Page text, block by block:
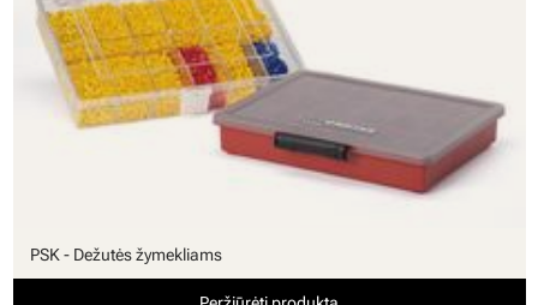
PSK - Dežutės žymekliams